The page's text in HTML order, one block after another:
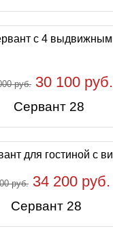
руб. 30 100 руб.
Сервант 28
руб. 34 200 руб.
Сервант 28